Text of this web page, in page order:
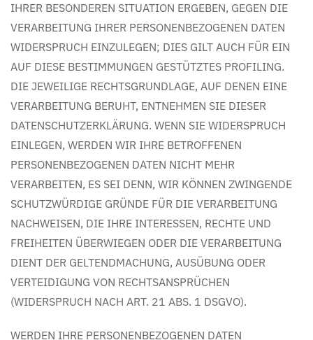
IHRER BESONDEREN SITUATION ERGEBEN, GEGEN DIE
VERARBEITUNG IHRER PERSONENBEZOGENEN DATEN
WIDERSPRUCH EINZULEGEN; DIES GILT AUCH FÜR EIN
AUF DIESE BESTIMMUNGEN GESTÜTZTES PROFILING.
DIE JEWEILIGE RECHTSGRUNDLAGE, AUF DENEN EINE
VERARBEITUNG BERUHT, ENTNEHMEN SIE DIESER
DATENSCHUTZERKLÄRUNG. WENN SIE WIDERSPRUCH
EINLEGEN, WERDEN WIR IHRE BETROFFENEN
PERSONENBEZOGENEN DATEN NICHT MEHR
VERARBEITEN, ES SEI DENN, WIR KÖNNEN ZWINGENDE
SCHUTZWÜRDIGE GRÜNDE FÜR DIE VERARBEITUNG
NACHWEISEN, DIE IHRE INTERESSEN, RECHTE UND
FREIHEITEN ÜBERWIEGEN ODER DIE VERARBEITUNG
DIENT DER GELTENDMACHUNG, AUSÜBUNG ODER
VERTEIDIGUNG VON RECHTSANSPRÜCHEN
(WIDERSPRUCH NACH ART. 21 ABS. 1 DSGVO).
WERDEN IHRE PERSONENBEZOGENEN DATEN